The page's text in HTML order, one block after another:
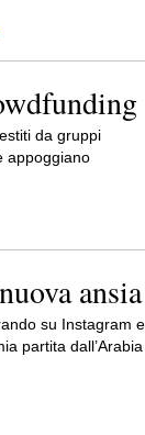
da gruppi
appoggiano
ansia
su Instagram e
partita dall’Arabia